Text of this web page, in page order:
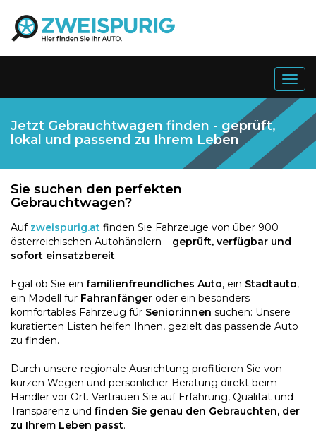
Jetzt Gebrauchtwagen finden - geprüft,
lokal und passend zu Ihrem Leben
Sie suchen den perfekten
Gebrauchtwagen?
Auf zweispurig.at finden Sie Fahrzeuge von über 900
österreichischen Autohändlern – geprüft, verfügbar und
sofort einsatzbereit.
Egal ob Sie ein familienfreundliches Auto, ein Stadtauto,
ein Modell für Fahranfänger oder ein besonders
komfortables Fahrzeug für Senior:innen suchen: Unsere
kuratierten Listen helfen Ihnen, gezielt das passende Auto
zu finden.
Durch unsere regionale Ausrichtung profitieren Sie von
kurzen Wegen und persönlicher Beratung direkt beim
Händler vor Ort. Vertrauen Sie auf Erfahrung, Qualität und
Transparenz und finden Sie genau den Gebrauchten, der
zu Ihrem Leben passt.